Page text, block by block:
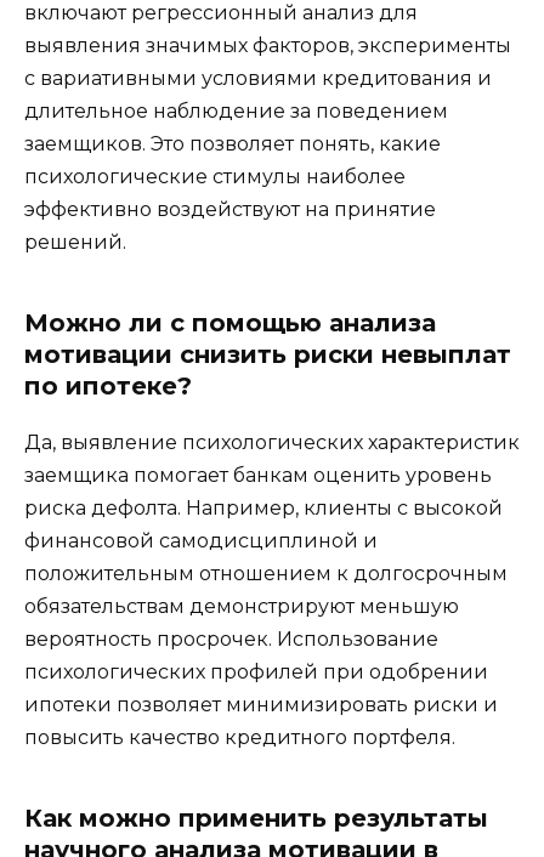
включают регрессионный анализ для
выявления значимых факторов, эксперименты
с вариативными условиями кредитования и
длительное наблюдение за поведением
заемщиков. Это позволяет понять, какие
психологические стимулы наиболее
эффективно воздействуют на принятие
решений.
Можно ли с помощью анализа
мотивации снизить риски невыплат
по ипотеке?
Да, выявление психологических характеристик
заемщика помогает банкам оценить уровень
риска дефолта. Например, клиенты с высокой
финансовой самодисциплиной и
положительным отношением к долгосрочным
обязательствам демонстрируют меньшую
вероятность просрочек. Использование
психологических профилей при одобрении
ипотеки позволяет минимизировать риски и
повысить качество кредитного портфеля.
Как можно применить результаты
научного анализа мотивации в